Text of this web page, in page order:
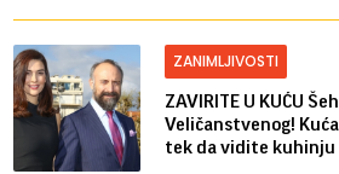
ZANIMLJIVOSTI
ZAVIRITE U KUĆU
Veličanstvenog!
tek da vidite kuhinju